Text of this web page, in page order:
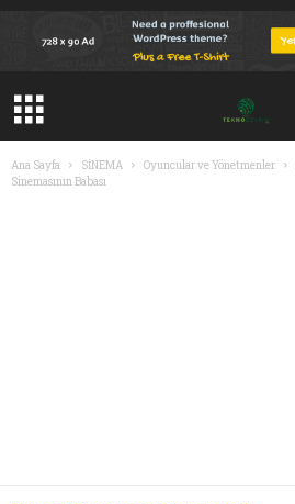
Ana Sayfa SİNEMA Oyuncular ve Yönetmenler
Sinemasının Babası